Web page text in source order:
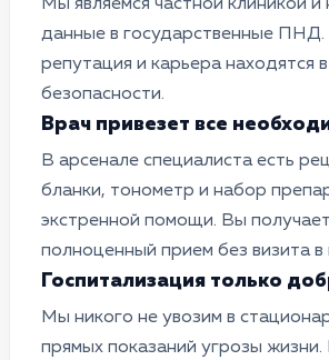
Мы являемся частной клиникой и
данные в государственные
репутация и карьера находятся
безопасности.
Врач привезет все
В арсенале специалиста есть
бланки, тонометр и набор
экстренной помощи. Вы
полноценный прием без визита в
Госпитализация только
Мы никого не увозим в
прямых показаний угрозы